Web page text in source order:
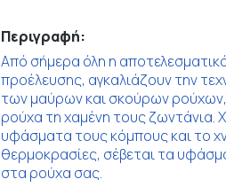
Περιγραφή:
Από σήμερα όλη η
προέλευσης, αγκαλιάζουν την
των μαύρων και σκούρων
ρούχα τη χαμένη τους
υφάσματα τους κόμπους και το
θερμοκρασίες, σέβεται τα
στα ρούχα σας.